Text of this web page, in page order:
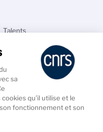
Talents
Intranet
sa
qu’il utilise et le
fonctionnement et son